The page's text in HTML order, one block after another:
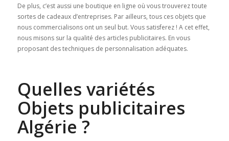
De plus, c’est aussi une boutique en ligne où vous trouverez toute
sortes de cadeaux d’entreprises. Par ailleurs, tous ces objets que
nous commercialisons ont un seul but. Vous satisferez ! A cet effet,
nous misons sur la qualité des articles publicitaires. En vous
proposant des techniques de personnalisation adéquates.
Quelles variétés
Objets publicitaires
Algérie ?